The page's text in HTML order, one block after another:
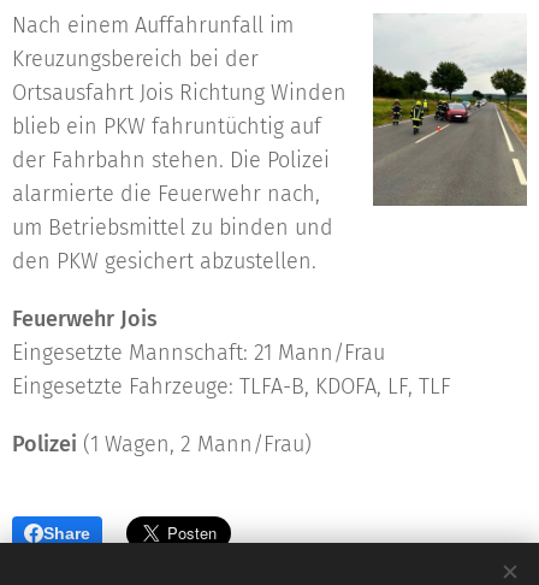
Nach einem Auffahrunfall im
Kreuzungsbereich bei der
Ortsausfahrt Jois Richtung Winden
blieb ein PKW fahruntüchtig auf
der Fahrbahn stehen. Die Polizei
alarmierte die Feuerwehr nach,
um Betriebsmittel zu binden und
den PKW gesichert abzustellen.
Feuerwehr Jois
Eingesetzte Mannschaft: 21 Mann/Frau
Eingesetzte Fahrzeuge: TLFA-B, KDOFA, LF, TLF
Polizei (1 Wagen, 2 Mann/Frau)
Share